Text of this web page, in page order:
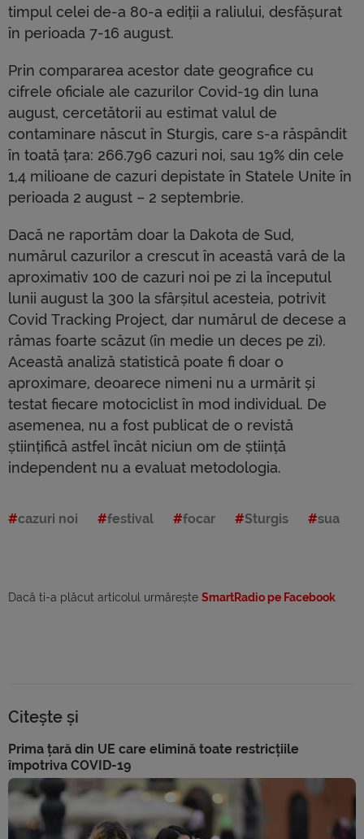
timpul celei de-a 80-a ediții a raliului, desfășurat
în perioada 7-16 august.
Prin compararea acestor date geografice cu
cifrele oficiale ale cazurilor Covid-19 din luna
august, cercetătorii au estimat valul de
contaminare născut în Sturgis, care s-a răspândit
în toată țara: 266.796 cazuri noi, sau 19% din cele
1,4 milioane de cazuri depistate în Statele Unite în
perioada 2 august – 2 septembrie.
Dacă ne raportăm doar la Dakota de Sud,
numărul cazurilor a crescut în această vară de la
aproximativ 100 de cazuri noi pe zi la începutul
lunii august la 300 la sfârșitul acesteia, potrivit
Covid Tracking Project, dar numărul de decese a
rămas foarte scăzut (în medie un deces pe zi).
Această analiză statistică poate fi doar o
aproximare, deoarece nimeni nu a urmărit și
testat fiecare motociclist în mod individual. De
asemenea, nu a fost publicat de o revistă
științifică astfel încât niciun om de știință
independent nu a evaluat metodologia.
cazuri noi festival focar Sturgis sua
Dacă ti-a plăcut articolul urmărește SmartRadio pe Facebook
Citește și
Prima țară din UE care elimină toate restricțiile
împotriva COVID-19